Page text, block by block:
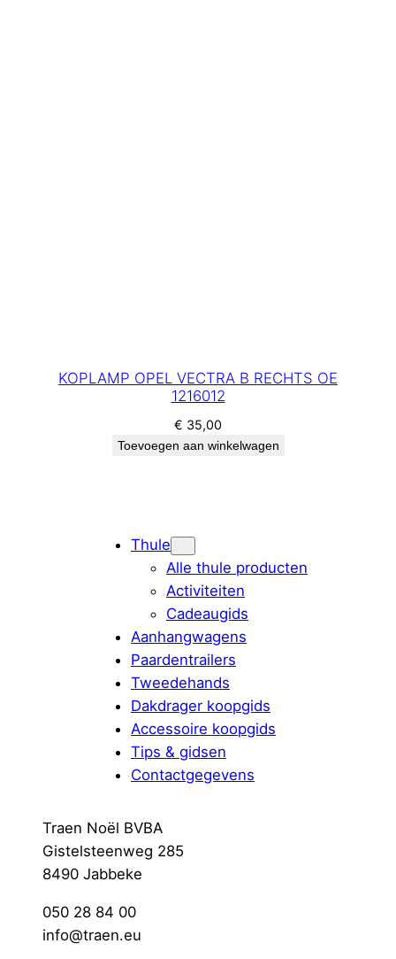
KOPLAMP OPEL VECTRA B RECHTS OE
1216012
€ 35,00
Toevoegen aan winkelwagen
Thule
Alle thule producten
Activiteiten
Cadeaugids
Aanhangwagens
Paardentrailers
Tweedehands
Dakdrager koopgids
Accessoire koopgids
Tips & gidsen
Contactgegevens
Traen Noël BVBA
Gistelsteenweg 285
8490 Jabbeke
050 28 84 00
info@traen.eu